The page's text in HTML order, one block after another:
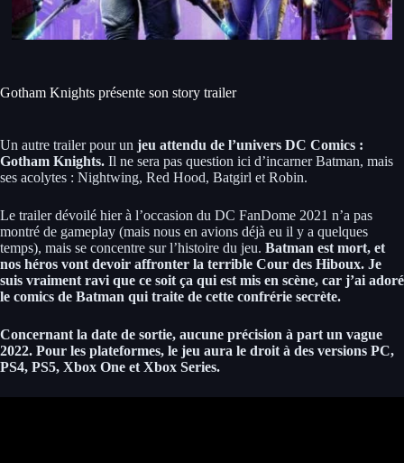
Gotham Knights présente son story trailer
Un autre trailer pour un jeu attendu de l’univers DC Comics :
Gotham Knights. Il ne sera pas question ici d’incarner Batman, mais
ses acolytes : Nightwing, Red Hood, Batgirl et Robin.
Le trailer dévoilé hier à l’occasion du DC FanDome 2021 n’a pas
montré de gameplay (mais nous en avions déjà eu il y a quelques
temps), mais se concentre sur l’histoire du jeu. Batman est mort, et
nos héros vont devoir affronter la terrible Cour des Hiboux. Je
suis vraiment ravi que ce soit ça qui est mis en scène, car j’ai adoré
le comics de Batman qui traite de cette confrérie secrète.
Concernant la date de sortie, aucune précision à part un vague
2022. Pour les plateformes, le jeu aura le droit à des versions PC,
PS4, PS5, Xbox One et Xbox Series.